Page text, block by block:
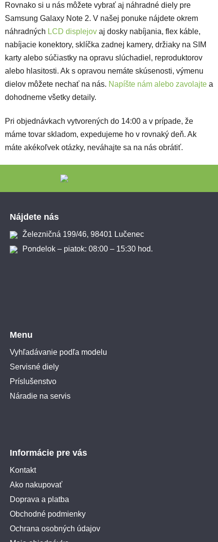
Rovnako si u nás môžete vybrať aj náhradné diely pre
Samsung Galaxy Note 2. V našej ponuke nájdete okrem
náhradných LCD displejov aj dosky nabíjania, flex káble,
nabíjacie konektory, sklíčka zadnej kamery, držiaky na SIM
karty alebo súčiastky na opravu slúchadiel, reproduktorov
alebo hlasitosti. Ak s opravou nemáte skúsenosti, výmenu
dielov môžete nechať na nás. Napíšte nám alebo zavolajte a
dohodneme všetky detaily.
Pri objednávkach vytvorených do 14:00 a v prípade, že
máme tovar skladom, expedujeme ho v rovnaký deň. Ak
máte akékoľvek otázky, neváhajte sa na nás obrátiť.
Nájdete nás
Železničná 199/46, 98401 Lučenec
Pondelok – piatok: 08:00 – 15:30 hod.
Menu
Vyhľadávanie podľa modelu
Servisné diely
Príslušenstvo
Náradie na servis
Informácie pre vás
Kontakt
Ako nakupovať
Doprava a platba
Obchodné podmienky
Ochrana osobných údajov